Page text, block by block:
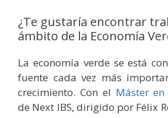
¿Te gustaría encontrar
ámbito de la Economía
La economía verde se está
fuente cada vez más
crecimiento. Con el Máster
de Next IBS, dirigido por Félix